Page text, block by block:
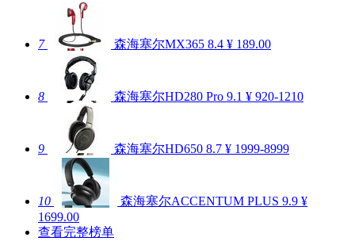
7 森海塞尔MX365 8.4 ¥ 189.00
8 森海塞尔HD280 Pro 9.1 ¥ 920-1210
9 森海塞尔HD650 8.7 ¥ 1999-8999
10 森海塞尔ACCENTUM PLUS 9.9 ¥
1699.00
查看完整榜单